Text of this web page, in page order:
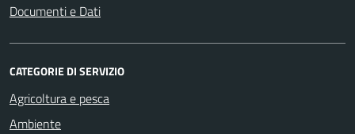
Documenti e Dati
CATEGORIE DI SERVIZIO
Agricoltura e pesca
Ambiente